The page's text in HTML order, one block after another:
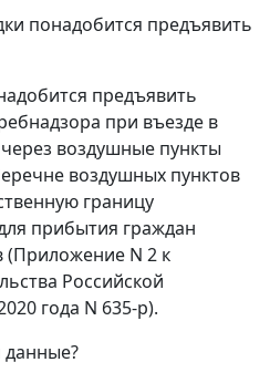
понадобится предъявить
предъявить
при въезде в
воздушные пункты
воздушных пунктов
границу
прибытия граждан
(Приложение N 2 к
Российской
года N 635-р).
данные?